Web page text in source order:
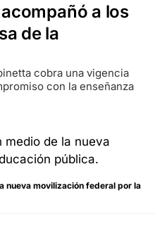
a los
de la
cobra una vigencia
con la enseñanza
nueva movilización federal por la